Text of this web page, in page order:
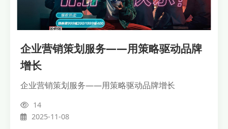
企业营销策划服务——用策略驱动品牌
增长
企业营销策划服务——用策略驱动品牌增长
14
2025-11-08